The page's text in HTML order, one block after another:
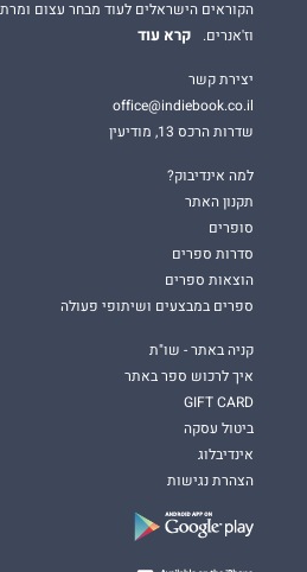
הקוראים הישראלים לעוד מבחר עצום
וז'אנרים.
קרא עוד
יצירת קשר
office@indiebook.co.il
שדרות הרכס 13, מודיעין
למה אינדיבוק?
תקנון האתר
סופרים
סדרות ספרים
הוצאות ספרים
ספרים במבצעים ושיתופי פעולה
קניה באתר - שו"ת
איך לרכוש ספר באתר
GIFT CARD
ביטול עסקה
אינדיבלוג
הצהרת נגישות